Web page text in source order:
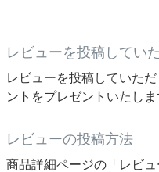
レビューを投稿してい
レビューを投稿していた
ントをプレゼントいたしま
レビューの投稿方法
商品詳細ページの「レビ